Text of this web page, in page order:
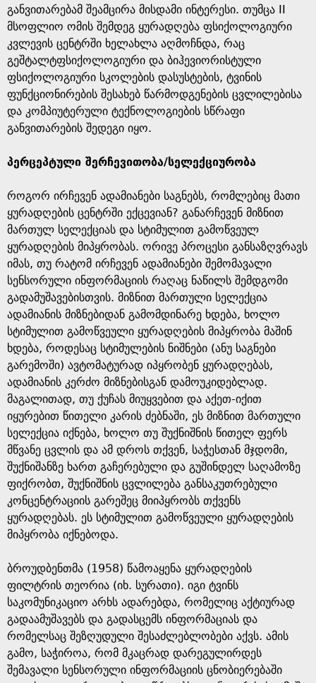
განვითარებამ შეამცირა მისდამი ინტერესი. თუმცა II
მსოფლიო ომის შემდეგ ყურადღება ფსიქოლოგიური
კვლევის ცენტრში ხელახლა აღმოჩნდა, რაც
გეშტალტფსიქოლოგიური და ბიჰევიორისტული
ფსიქოლოგიური სკოლების დასუსტების, ტვინის
ფუნქციონირების შესახებ წარმოდგენების ცვლილებისა
და კომპიუტერული ტექნოლოგიების სწრაფი
განვითარების შედეგი იყო.
პერცეპტული შერჩევითობა/სელექციურობა
როგორ ირჩევენ ადამიანები საგნებს, რომლებიც მათი
ყურადღების ცენტრში ექცევიან? განარჩევენ მიზნით
მართულ სელექციას და სტიმულით გამოწვეულ
ყურადღების მიპყრობას. ორივე პროცესი განსაზღვრავს
იმას, თუ რატომ ირჩევენ ადამიანები შემომავალი
სენსორული ინფორმაციის რაღაც ნაწილს შემდგომი
გადამუშავებისთვის. მიზნით მართული სელექცია
ადამიანის მიზნებიდან გამომდინარე ხდება, ხოლო
სტიმულით გამოწვეული ყურადღების მიპყრობა მაშინ
ხდება, როდესაც სტიმულების ნიშნები (ანუ საგნები
გარემოში) ავტომატურად იპყრობენ ყურადღებას,
ადამიანის კერძო მიზნებისგან დამოუკიდებლად.
მაგალითად, თუ ქუჩას მიუყვებით და აქეთ-იქით
იყურებით წითელი კარის ძებნაში, ეს მიზნით მართული
სელექცია იქნება, ხოლო თუ შუქნიშნის წითელ ფერს
მწვანე ცვლის და ამ დროს თქვენ, საჭესთან მჯდომი,
შუქნიშანზე ხართ გაჩერებული და გუშინდელ საღამოზე
ფიქრობთ, შუქნიშნის ცვლილება განსაკუთრებული
კონცენტრაციის გარეშეც მიიპყრობს თქვენს
ყურადღებას. ეს სტიმულით გამოწვეული ყურადღების
მიპყრობა იქნებოდა.
ბროუდბენთმა (1958) წამოაყენა ყურადღების
ფილტრის თეორია (იხ. სურათი). იგი ტვინს
საკომუნიკაციო არხს ადარებდა, რომელიც აქტიურად
გადაამუშავებს და გადასცემს ინფორმაციას და
რომელსაც შეზღუდული შესაძლებლობები აქვს. ამის
გამო, საჭიროა, რომ მკაცრად დარეგულირდეს
შემავალი სენსორული ინფორმაციის ცნობიერებაში